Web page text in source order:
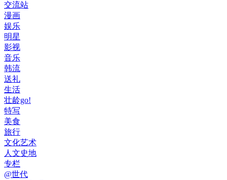
交流站
漫画
娱乐
明星
影视
音乐
韩流
送礼
生活
壮龄go!
特写
美食
旅行
文化艺术
人文史地
专栏
@世代